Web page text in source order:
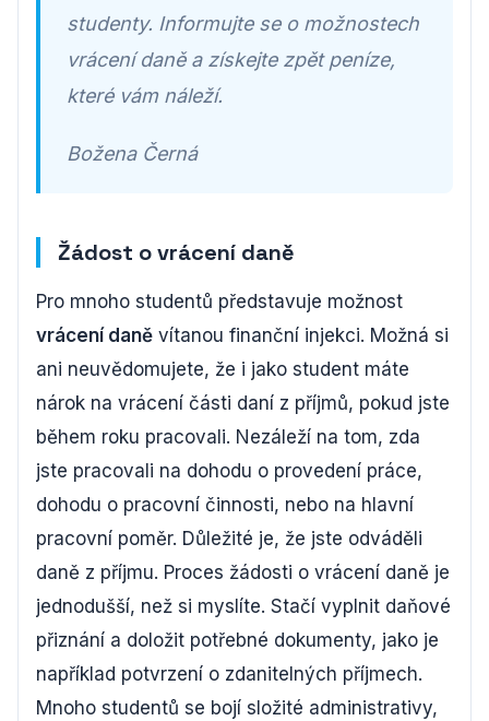
studenty. Informujte se o možnostech
vrácení daně a získejte zpět peníze,
které vám náleží.
Božena Černá
Žádost o vrácení daně
Pro mnoho studentů představuje možnost
vrácení daně vítanou finanční injekci. Možná si
ani neuvědomujete, že i jako student máte
nárok na vrácení části daní z příjmů, pokud jste
během roku pracovali. Nezáleží na tom, zda
jste pracovali na dohodu o provedení práce,
dohodu o pracovní činnosti, nebo na hlavní
pracovní poměr. Důležité je, že jste odváděli
daně z příjmu. Proces žádosti o vrácení daně je
jednodušší, než si myslíte. Stačí vyplnit daňové
přiznání a doložit potřebné dokumenty, jako je
například potvrzení o zdanitelných příjmech.
Mnoho studentů se bojí složité administrativy,